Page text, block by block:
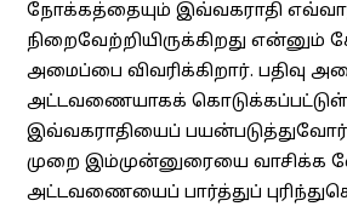
நோக்கத்தையும் இவ்வகராதி
நிறைவேற்றியிருக்கிறது
அமைப்பை விவரிக்கிறார். பதிவு
அட்டவணையாகக்
இவ்வகராதியைப்
முறை இம்முன்னுரையை வாசிக்க
அட்டவணையைப் பார்த்துப்